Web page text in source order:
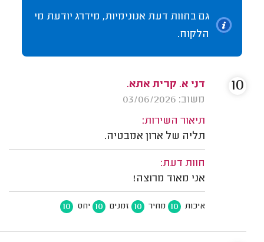
גם בחוות דעת אנונימיות, מידרג יודעת מי
הלקוח.
דני א. קרית אתא.
משוב: 03/06/2026
תיאור השירות:
תליה של ארון אמבטיה.
חוות דעת:
אני מאוד מרוצה!
איכות 10 מחיר 10 זמנים 10 יחס 10
10